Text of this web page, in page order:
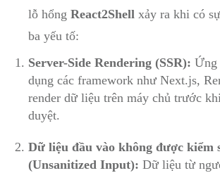
lỗ hổng React2Shell xảy ra khi có
ba yếu tố:
Server-Side Rendering (SSR): Ứng
dụng các framework như Next.js,
render dữ liệu trên máy chủ trước
duyệt.
Dữ liệu đầu vào không được kiểm
(Unsanitized Input): Dữ liệu từ